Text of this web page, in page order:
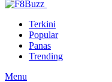
Terkini
Popular
Panas
Trending
Menu